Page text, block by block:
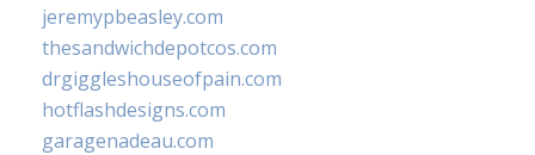
jeremypbeasley.com
thesandwichdepotcos.com
drgiggleshouseofpain.com
hotflashdesigns.com
garagenadeau.com